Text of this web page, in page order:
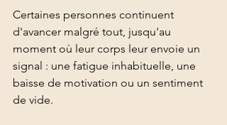
Certaines personnes continuent
d'avancer malgré tout, jusqu'au
moment où leur corps leur envoie un
signal : une fatigue inhabituelle, une
baisse de motivation ou un sentiment
de vide.